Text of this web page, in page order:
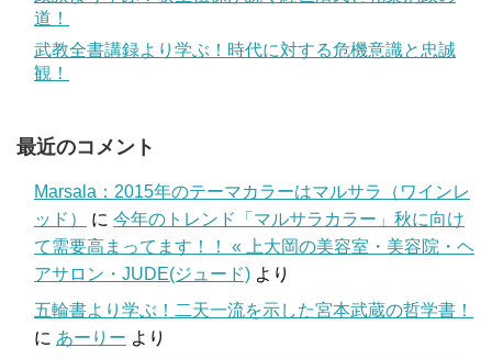
道！
武教全書講録より学ぶ！時代に対する危機意識と忠誠
観！
最近のコメント
Marsala：2015年のテーマカラーはマルサラ（ワインレ
ッド）
に 今年のトレンド「マルサラカラー」秋に向け
て需要高まってます！！ « 上大岡の美容室・美容院・ヘ
アサロン・JUDE(ジュード) より
五輪書より学ぶ！二天一流を示した宮本武蔵の哲学書！
に あーりー より